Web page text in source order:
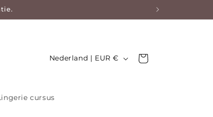
cursus
Land/regio Nederland | EUR €Winkelwagen